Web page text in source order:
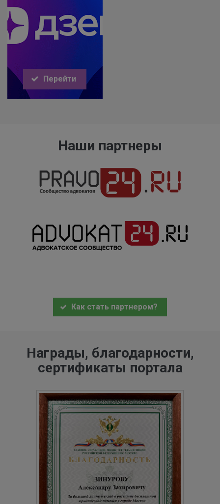
Перейти
Наши партнеры
Как стать партнером?
Награды, благодарности,
сертификаты портала